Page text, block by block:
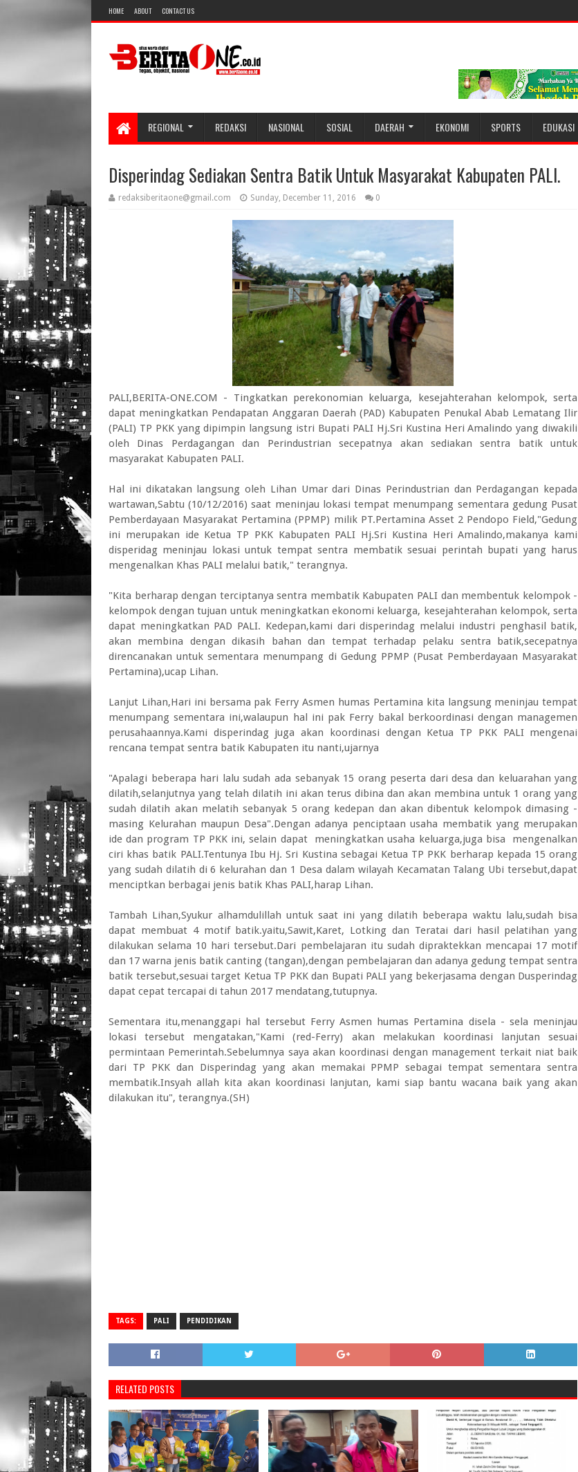
HOME ABOUT CONTACT US
REGIONAL REDAKSI NASIONAL SOSIAL DAERAH EKONOMI SPORTS EDUKASI
Disperindag Sediakan Sentra Batik Untuk Masyarakat Kabupaten PALI.
redaksiberitaone@gmail.com Sunday, December 11, 2016 0
PALI,BERITA-ONE.COM - Tingkatkan perekonomian keluarga, kesejahterahan kelompok, serta
dapat meningkatkan Pendapatan Anggaran Daerah (PAD) Kabupaten Penukal Abab Lematang Ilir
(PALI) TP PKK yang dipimpin langsung istri Bupati PALI Hj.Sri Kustina Heri Amalindo yang diwakili
oleh Dinas Perdagangan dan Perindustrian secepatnya akan sediakan sentra batik untuk
masyarakat Kabupaten PALI.
Hal ini dikatakan langsung oleh Lihan Umar dari Dinas Perindustrian dan Perdagangan kepada
wartawan,Sabtu (10/12/2016) saat meninjau lokasi tempat menumpang sementara gedung Pusat
Pemberdayaan Masyarakat Pertamina (PPMP) milik PT.Pertamina Asset 2 Pendopo Field,"Gedung
ini merupakan ide Ketua TP PKK Kabupaten PALI Hj.Sri Kustina Heri Amalindo,makanya kami
disperidag meninjau lokasi untuk tempat sentra membatik sesuai perintah bupati yang harus
mengenalkan Khas PALI melalui batik," terangnya.
"Kita berharap dengan terciptanya sentra membatik Kabupaten PALI dan membentuk kelompok -
kelompok dengan tujuan untuk meningkatkan ekonomi keluarga, kesejahterahan kelompok, serta
dapat meningkatkan PAD PALI. Kedepan,kami dari disperindag melalui industri penghasil batik,
akan membina dengan dikasih bahan dan tempat terhadap pelaku sentra batik,secepatnya
direncanakan untuk sementara menumpang di Gedung PPMP (Pusat Pemberdayaan Masyarakat
Pertamina),ucap Lihan.
Lanjut Lihan,Hari ini bersama pak Ferry Asmen humas Pertamina kita langsung meninjau tempat
menumpang sementara ini,walaupun hal ini pak Ferry bakal berkoordinasi dengan managemen
perusahaannya.Kami disperindag juga akan koordinasi dengan Ketua TP PKK PALI mengenai
rencana tempat sentra batik Kabupaten itu nanti,ujarnya
"Apalagi beberapa hari lalu sudah ada sebanyak 15 orang peserta dari desa dan keluarahan yang
dilatih,selanjutnya yang telah dilatih ini akan terus dibina dan akan membina untuk 1 orang yang
sudah dilatih akan melatih sebanyak 5 orang kedepan dan akan dibentuk kelompok dimasing -
masing Kelurahan maupun Desa".Dengan adanya penciptaan usaha membatik yang merupakan
ide dan program TP PKK ini, selain dapat meningkatkan usaha keluarga,juga bisa mengenalkan
ciri khas batik PALI.Tentunya Ibu Hj. Sri Kustina sebagai Ketua TP PKK berharap kepada 15 orang
yang sudah dilatih di 6 kelurahan dan 1 Desa dalam wilayah Kecamatan Talang Ubi tersebut,dapat
menciptkan berbagai jenis batik Khas PALI,harap Lihan.
Tambah Lihan,Syukur alhamdulillah untuk saat ini yang dilatih beberapa waktu lalu,sudah bisa
dapat membuat 4 motif batik.yaitu,Sawit,Karet, Lotking dan Teratai dari hasil pelatihan yang
dilakukan selama 10 hari tersebut.Dari pembelajaran itu sudah dipraktekkan mencapai 17 motif
dan 17 warna jenis batik canting (tangan),dengan pembelajaran dan adanya gedung tempat sentra
batik tersebut,sesuai target Ketua TP PKK dan Bupati PALI yang bekerjasama dengan Dusperindag
dapat cepat tercapai di tahun 2017 mendatang,tutupnya.
Sementara itu,menanggapi hal tersebut Ferry Asmen humas Pertamina disela - sela meninjau
lokasi tersebut mengatakan,"Kami (red-Ferry) akan melakukan koordinasi lanjutan sesuai
permintaan Pemerintah.Sebelumnya saya akan koordinasi dengan management terkait niat baik
dari TP PKK dan Disperindag yang akan memakai PPMP sebagai tempat sementara sentra
membatik.Insyah allah kita akan koordinasi lanjutan, kami siap bantu wacana baik yang akan
dilakukan itu", terangnya.(SH)
TAGS: PALI PENDIDIKAN
RELATED POSTS